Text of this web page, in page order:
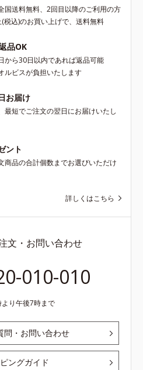
国送料無料、2回目以降のご利用の方
税込)のお買い上げで、送料無料
品OK
から30日以内であれば返品可能
ルビスが負担いたします
お届け
最短でご注文の翌日にお届けいたし
ント
商品の合計個数までお選びいただけ
詳しくはこちら
文・お問い合わせ
010-010
り午後7時まで
問・お問い合わせ
ングガイド